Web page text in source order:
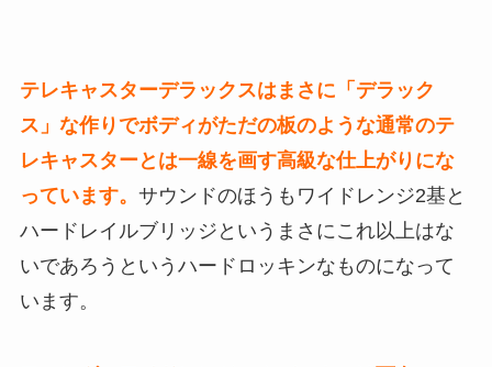
テレキャスターデラックスはまさに「デラック
ス」な作りでボディがただの板のような通常のテ
レキャスターとは一線を画す高級な仕上がりにな
っています。 サウンドのほうもワイドレンジ2基と
ハードレイルブリッジというまさにこれ以上はな
いであろうというハードロッキンなものになって
います。